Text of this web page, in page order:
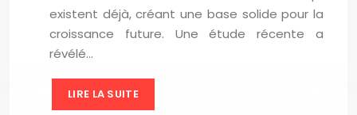
existent déjà, créant une base solide pour la
croissance future. Une étude récente a
révélé…
LIRE LA SUITE